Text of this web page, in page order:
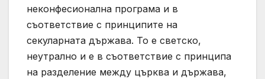
неконфесионална програма и в
съответствие с принципите на
секуларната държава. То е светско,
неутрално и е в съответствие с принципа
на разделение между църква и държава,